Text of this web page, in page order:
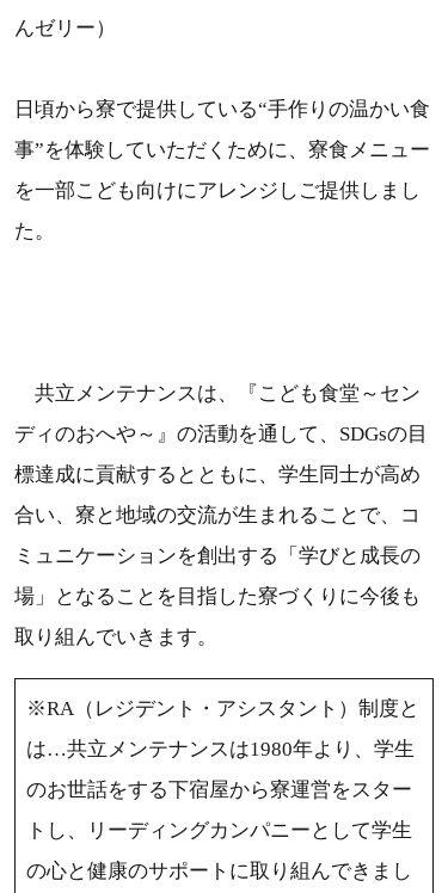
んゼリー）
日頃から寮で提供している“手作りの温かい食
事”を体験していただくために、寮食メニュー
を一部こども向けにアレンジしご提供しまし
た。
共立メンテナンスは、『こども食堂～セン
ディのおへや～』の活動を通して、SDGsの目
標達成に貢献するとともに、学生同士が高め
合い、寮と地域の交流が生まれることで、コ
ミュニケーションを創出する「学びと成長の
場」となることを目指した寮づくりに今後も
取り組んでいきます。
※RA（レジデント・アシスタント）制度と
は…共立メンテナンスは1980年より、学生
のお世話をする下宿屋から寮運営をスター
トし、リーディングカンパニーとして学生
の心と健康のサポートに取り組んできまし